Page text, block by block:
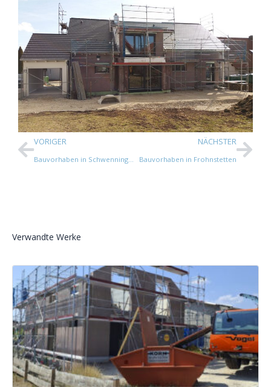
VORIGER
Bauvorhaben in Schwenningen
NÄCHSTER
Bauvorhaben in Frohnstetten
Verwandte Werke